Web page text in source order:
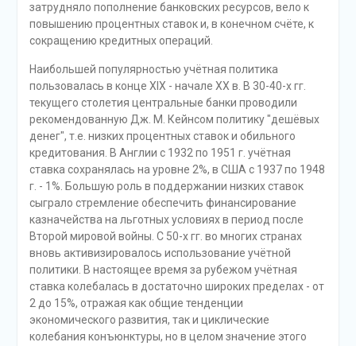
затрудняло пополнение банковских ресурсов, вело к
повышению процентных ставок и, в конечном счёте, к
сокращению кредитных операций.
Наибольшей популярностью учётная политика
пользовалась в конце ХIX - начале ХХ в. В 30-40-х гг.
текущего столетия центральные банки проводили
рекомендованную Дж. М. Кейнсом политику "дешёвых
денег", т.е. низких процентных ставок и обильного
кредитования. В Англии с 1932 по 1951 г. учётная
ставка сохранялась на уровне 2%, в США с 1937 по 1948
г. - 1%. Большую роль в поддержании низких ставок
сыграло стремление обеспечить финансирование
казначейства на льготных условиях в период после
Второй мировой войны. С 50-х гг. во многих странах
вновь активизировалось использование учётной
политики. В настоящее время за рубежом учётная
ставка колебалась в достаточно широких пределах - от
2 до 15%, отражая как общие тенденции
экономического развития, так и циклические
колебания конъюнктуры, но в целом значение этого